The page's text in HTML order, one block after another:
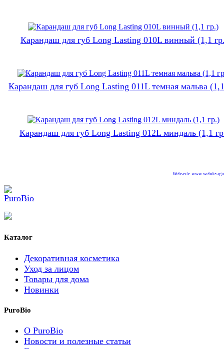
Карандаш для губ Long Lasting 010L винный (1,1
Карандаш для губ Long Lasting 011L темная мальва
Карандаш для губ Long Lasting 012L миндаль (1,1
Webseite
Каталог
Декоративная косметика
Уход за лицом
Товары для дома
Новинки
PuroBio
О PuroBio
Новости и полезные статьи